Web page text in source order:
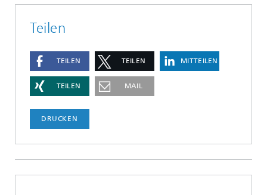
Teilen
TEILEN TEILEN MITTEILEN
TEILEN MAIL
DRUCKEN